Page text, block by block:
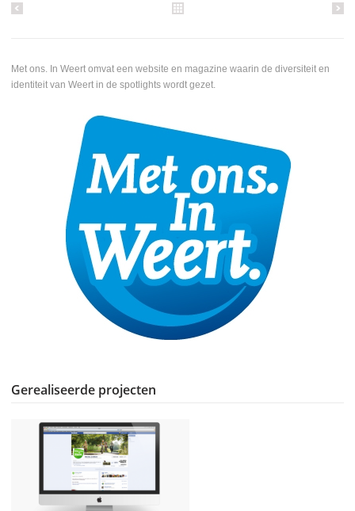
Met ons. In Weert omvat een website en magazine waarin de diversiteit en
identiteit van Weert in de spotlights wordt gezet.
Gerealiseerde projecten